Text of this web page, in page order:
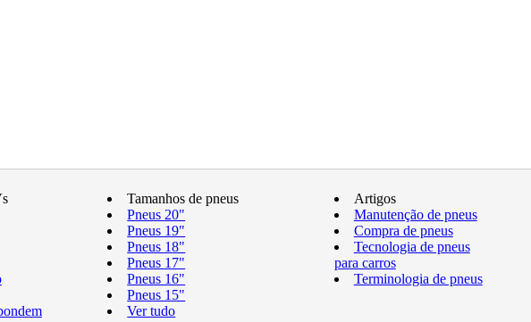
Tamanhos de pneus
Pneus 20"
Pneus 19"
Pneus 18"
Pneus 17"
Pneus 16"
Pneus 15"
Ver tudo
Artigos
Manutenção de pneus
Compra de pneus
Tecnologia de pneus
para carros
Terminologia de pneus